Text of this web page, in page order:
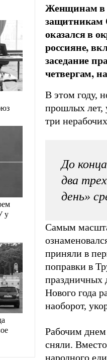
у
Женщинам в
защитникам
оказался в
россияне,
заседание
четвергам,
В этом году,
прошлых лет,
три
До
два
день»
Самым
приняли в
поправки в
праздничных
Нового года
наоборот,
Рабочим днем
сняли.
народного